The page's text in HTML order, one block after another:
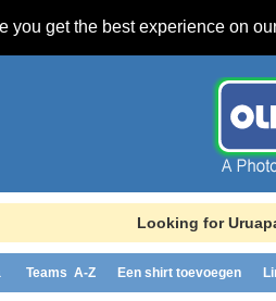
you get the best experience on
Looking for
Teams A-Z Een shirt toevoegen